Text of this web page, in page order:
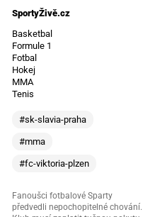
SportyŽivě.cz
Basketbal
Formule 1
Fotbal
Hokej
MMA
Tenis
#sk-slavia-praha
#mma
#fc-viktoria-plzen
Fanoušci fotbalové Sparty
předvedli nepochopitelné chování.